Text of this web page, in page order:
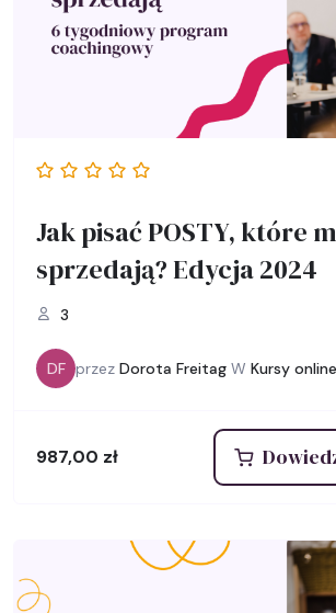
Jak pisać POSTY, które
sprzedają? Edycja 2024
3
DF przez Dorota Freitag W Kursy online
987,00 zł